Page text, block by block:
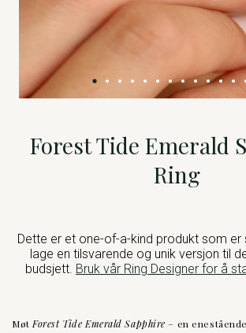
Forest Tide Emerald
Ring
Dette er et one-of-a-kind produkt som er
lage en tilsvarende og unik versjon til
budsjett. Bruk vår Ring Designer for å
Møt Forest Tide Emerald Sapphire – en